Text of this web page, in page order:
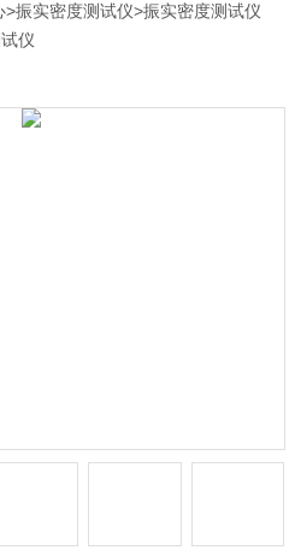
>振实密度测试仪>振实密度测试仪
仪